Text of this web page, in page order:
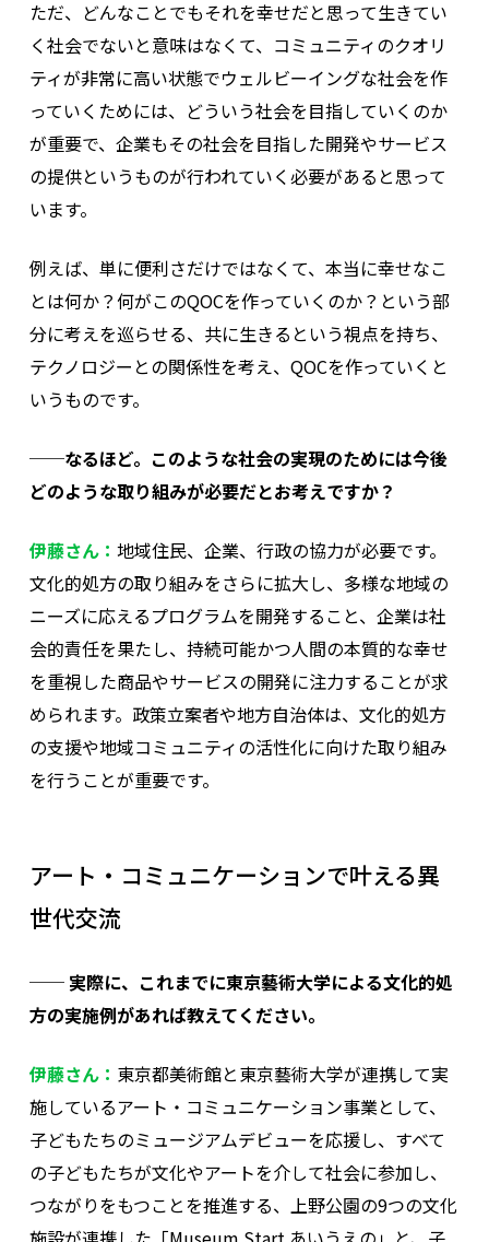
ただ、どんなことでもそれを幸せだと思って生きてい
く社会でないと意味はなくて、コミュニティのクオリ
ティが非常に高い状態でウェルビーイングな社会を作
っていくためには、どういう社会を目指していくのか
が重要で、企業もその社会を目指した開発やサービス
の提供というものが行われていく必要があると思って
います。
例えば、単に便利さだけではなくて、本当に幸せなこ
とは何か？何がこのQOCを作っていくのか？という部
分に考えを巡らせる、共に生きるという視点を持ち、
テクノロジーとの関係性を考え、QOCを作っていくと
いうものです。
──なるほど。このような社会の実現のためには今後
どのような取り組みが必要だとお考えですか？
伊藤さん： 地域住民、企業、行政の協力が必要です。
文化的処方の取り組みをさらに拡大し、多様な地域の
ニーズに応えるプログラムを開発すること、企業は社
会的責任を果たし、持続可能かつ人間の本質的な幸せ
を重視した商品やサービスの開発に注力することが求
められます。政策立案者や地方自治体は、文化的処方
の支援や地域コミュニティの活性化に向けた取り組み
を行うことが重要です。
アート・コミュニケーションで叶える異
世代交流
── 実際に、これまでに東京藝術大学による文化的処
方の実施例があれば教えてください。
伊藤さん： 東京都美術館と東京藝術大学が連携して実
施しているアート・コミュニケーション事業として、
子どもたちのミュージアムデビューを応援し、すべて
の子どもたちが文化やアートを介して社会に参加し、
つながりをもつことを推進する、上野公園の9つの文化